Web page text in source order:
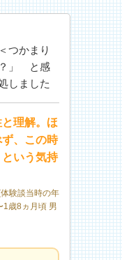
つかまり
？」 と感
しました
理解。ほ
、この時
いう気持
験談当時の年
1歳8ヵ月頃 男